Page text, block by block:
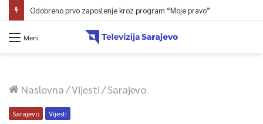
Odobreno prvo zaposlenje kroz program “Moje pravo”
Meni
Naslovna/Vijesti/Sarajevo
Sarajevo Vijesti